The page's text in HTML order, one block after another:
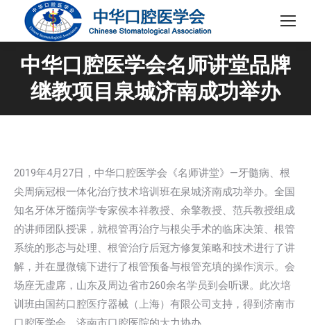
中华口腔医学会名师讲堂品牌
继教项目泉城济南成功举办
2019年4月27日，中华口腔医学会《名师讲堂》—牙髓病、根
尖周病冠根一体化治疗技术培训班在泉城济南成功举办。全国
知名牙体牙髓病学专家侯本祥教授、余擎教授、范兵教授组成
的讲师团队授课，就根管再治疗与根尖手术的临床决策、根管
系统的形态与处理、根管治疗后冠方修复策略和技术进行了讲
解，并在显微镜下进行了根管预备与根管充填的操作演示。会
场座无虚席，山东及周边省市260余名学员到会听课。此次培
训班由国药口腔医疗器械（上海）有限公司支持，得到济南市